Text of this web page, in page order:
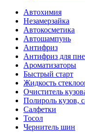
Автохимия
Незамерзайка
Автокосметика
Автошампунь
Антифриз
Антифриз для
Ароматизаторы
Быстрый старт
Жидкость
Очиститель
Полироль кузов,
Салфетки
Тосол
Чернитель шин